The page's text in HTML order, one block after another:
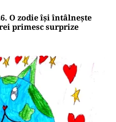
O zodie își întâlnește
primesc surprize